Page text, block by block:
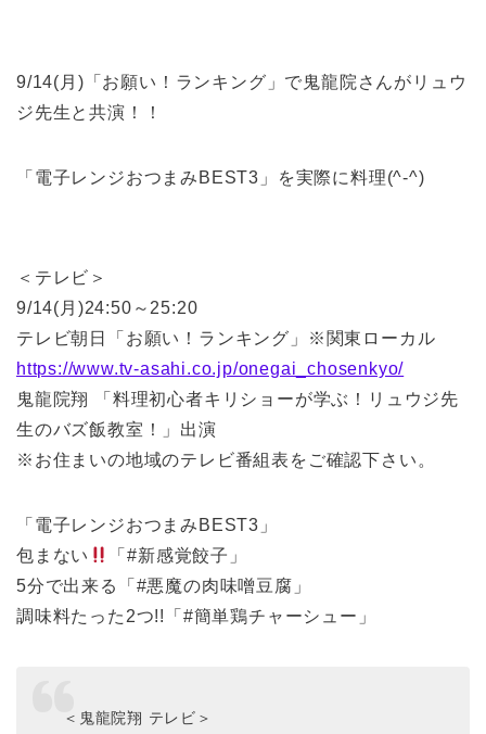
9/14(月)「お願い！ランキング」で鬼龍院さんがリュウ
ジ先生と共演！！
「電子レンジおつまみBEST3」を実際に料理(^-^)
＜テレビ＞
9/14(月)24:50～25:20
テレビ朝日「お願い！ランキング」※関東ローカル
https://www.tv-asahi.co.jp/onegai_chosenkyo/
鬼龍院翔 「料理初心者キリショーが学ぶ！リュウジ先
生のバズ飯教室！」出演
※お住まいの地域のテレビ番組表をご確認下さい。
「電子レンジおつまみBEST3」
包まない
「#新感覚餃子」
5分で出来る「#悪魔の肉味噌豆腐」
調味料たった2つ!!「#簡単鶏チャーシュー」
＜鬼龍院翔 テレビ＞